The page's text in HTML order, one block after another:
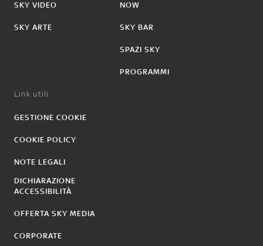
SKY VIDEO
SKY ARTE
NOW
SKY BAR
SPAZI SKY
PROGRAMMI
Link utili:
GESTIONE COOKIE
COOKIE POLICY
NOTE LEGALI
DICHIARAZIONE
ACCESSIBILITÀ
OFFERTA SKY MEDIA
CORPORATE